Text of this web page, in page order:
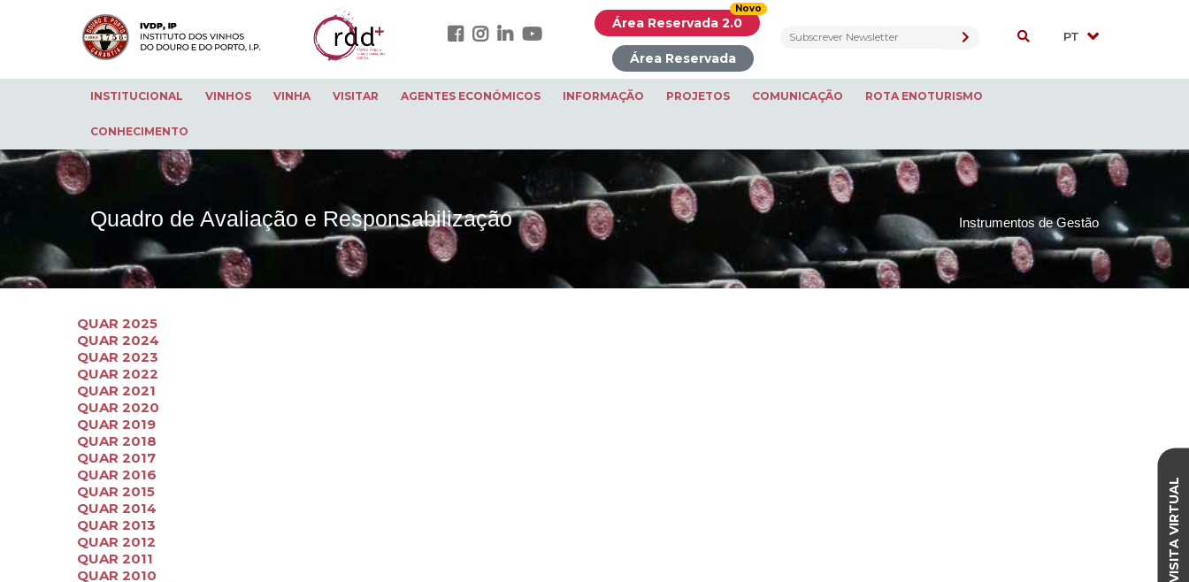
Área Reservada 2.0
Novo
Área Reservada
INSTITUCIONAL VINHOS VINHA VISITAR AGENTES ECONÓMICOS INFORMAÇÃO PROJETOS COMUNICAÇÃO ROTA ENOTURISMO
CONHECIMENTO
VISITA VIRTUAL
Quadro de Avaliação e Responsabilização Instrumentos de Gestão
QUAR 2025
QUAR 2024
QUAR 2023
QUAR 2022
QUAR 2021
QUAR 2020
QUAR 2019
QUAR 2018
QUAR 2017
QUAR 2016
QUAR 2015
QUAR 2014
QUAR 2013
QUAR 2012
QUAR 2011
QUAR 2010